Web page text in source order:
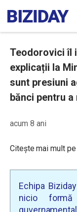
Teodorovici îl
explicații la
sunt presiuni
bănci pentru a
acum 8 ani
Citește mai mult pe
Echipa
nicio